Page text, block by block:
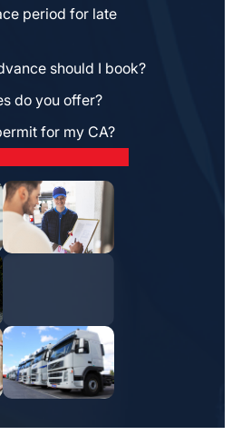
period for late
should I book?
do you offer?
for my CA?